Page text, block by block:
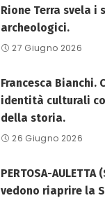
Rione Terra svela i
archeologici.
27 Giugno 2026
Francesca Bianchi.
identità culturali
della storia.
26 Giugno 2026
PERTOSA-
vedono riaprire la